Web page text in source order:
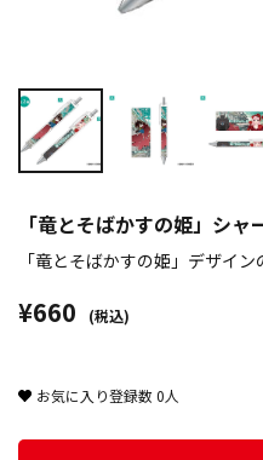
「竜とそばかすの姫」シャ
「竜とそばかすの姫」デザイン
¥660 (税込)
お気に入り登録数0人